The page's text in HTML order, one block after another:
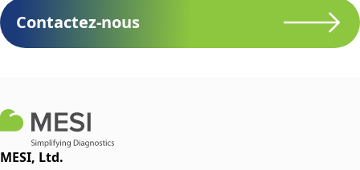
Contactez-nous
MESI, Ltd.